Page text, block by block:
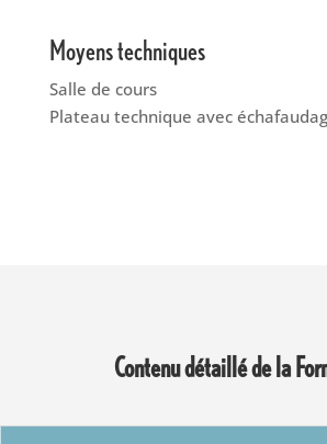
Moyens techniques
Salle de cours
Plateau technique avec
Contenu détaillé de la